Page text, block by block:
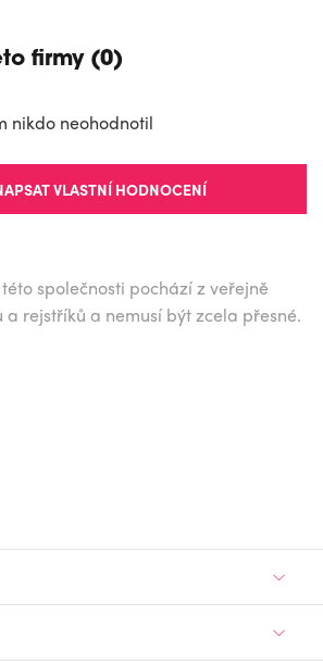
firmy (0)
nikdo neohodnotil
VLASTNÍ HODNOCENÍ
společnosti pochází z veřejně
rejstříků a nemusí být zcela přesné.